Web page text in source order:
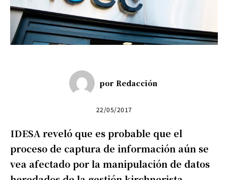
por Redacción
22/05/2017
IDESA reveló que es probable que el
proceso de captura de información aún se
vea afectado por la manipulación de datos